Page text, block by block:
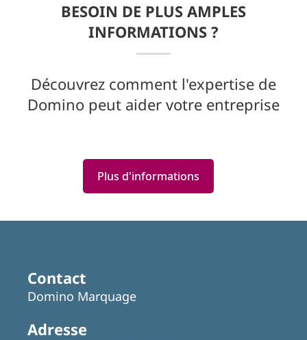
BESOIN DE PLUS AMPLES
INFORMATIONS ?
Découvrez comment l'expertise de
Domino peut aider votre entreprise
Plus d'informations
Contact
Domino Marquage
Adresse